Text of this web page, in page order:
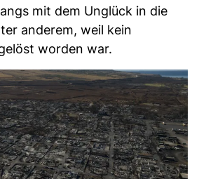
mit dem Unglück in die
anderem, weil kein
worden war.